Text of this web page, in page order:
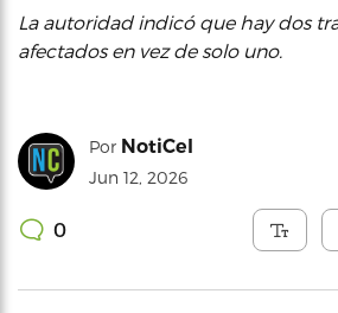
La autoridad indicó que hay dos
afectados en vez de solo uno.
Por NotiCel
Jun 12, 2026
0